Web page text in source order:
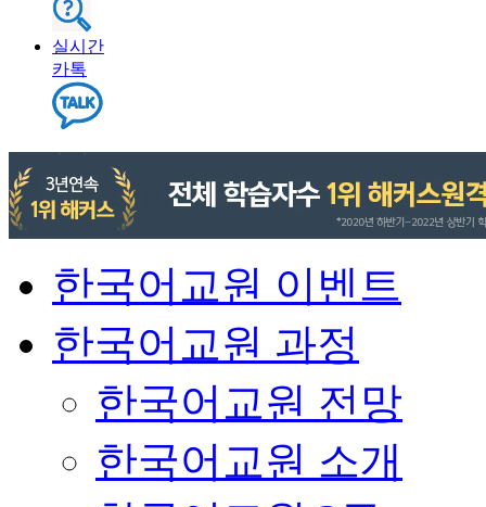
실시간
카톡
한국어교원 이벤트
한국어교원 과정
한국어교원 전망
한국어교원 소개